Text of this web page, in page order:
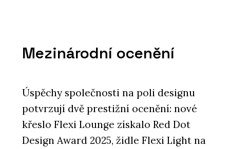
PRODUKTY
Mezinárodní ocenění
Úspěchy společnosti na poli designu
potvrzují dvě prestižní ocenění: nové
křeslo Flexi Lounge získalo Red Dot
Design Award 2025, židle Flexi Light na